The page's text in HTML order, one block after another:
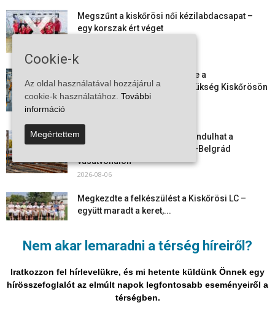
Nem akar lemaradni a térség híreiről?
Iratkozzon fel hírlevelükre, és mi hetente küldünk Önnek egy
hírösszefoglalót az elmúlt napok legfontosabb eseményeiről a
térségben.
Megszűnt a kiskőrösi női kézilabdacsapat –
egy korszak ért véget
Aktuális állásajánlatok: ezekre a
munkavállalókra van most szükség Kiskőrösön
és a...
Vitézy Dávid: már ősszel újraindulhat a
személyszállítás a Budapest–Belgrád
vasútvonalon
2026-08-06
Megkezdte a felkészülést a Kiskőrösi LC –
együtt maradt a keret,...
Mi történik Európa felett? Ezért nem tud
szabadulni a kontinens a...
2026-08-05
Cookie-k
Az oldal használatával hozzájárul a
cookie-k használatához. További
információ
Megértettem